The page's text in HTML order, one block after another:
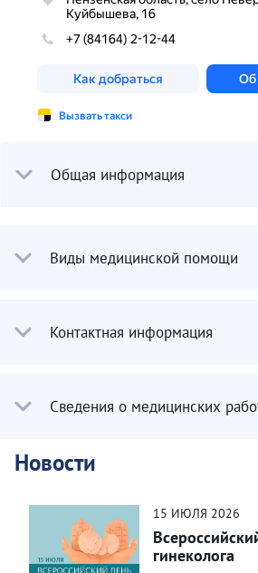
Общая информация
Виды медицинской помощи
Контактная информация
Сведения о медицинских
Новости
15 ИЮЛЯ 2026
гинеколога